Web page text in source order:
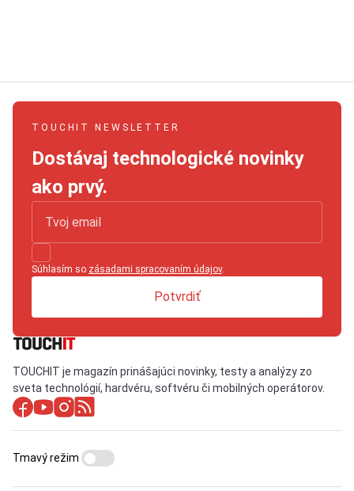
TOUCHIT NEWSLETTER
Dostávaj technologické novinky
ako prvý.
Súhlasím so zásadami spracovaním údajov.
Potvrdiť
TOUCHIT je magazín prinášajúci novinky, testy a analýzy zo
sveta technológií, hardvéru, softvéru či mobilných operátorov.
Tmavý režim